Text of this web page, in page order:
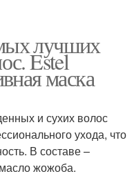
лучших
Estel
маска
и сухих волос
ухода, что
В составе –
жожоба.